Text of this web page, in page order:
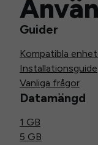
Guider
Kompatibla
Installationsguide
Vanliga frågor
Datamängd
1 GB
5 GB